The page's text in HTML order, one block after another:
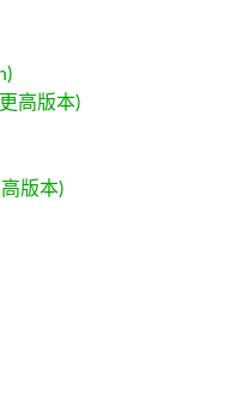
高版本)
版本)